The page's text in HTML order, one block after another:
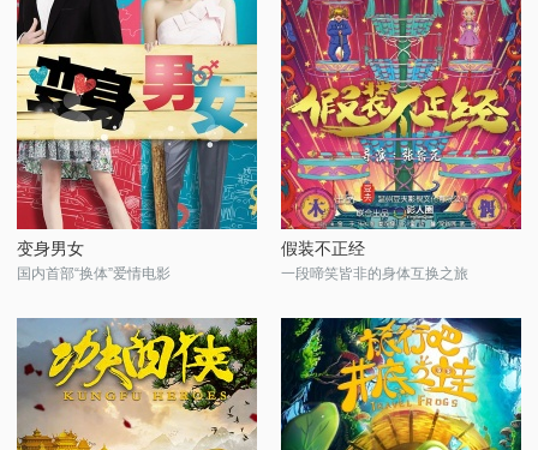
变身男女
国内首部“换体”爱情电影
假装不正经
一段啼笑皆非的身体互换之旅